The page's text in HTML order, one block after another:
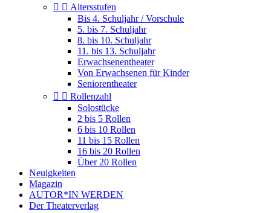
  Altersstufen
Bis 4. Schuljahr / Vorschule
5. bis 7. Schuljahr
8. bis 10. Schuljahr
11. bis 13. Schuljahr
Erwachsenentheater
Von Erwachsenen für Kinder
Seniorentheater
  Rollenzahl
Solostücke
2 bis 5 Rollen
6 bis 10 Rollen
11 bis 15 Rollen
16 bis 20 Rollen
Über 20 Rollen
Neuigkeiten
Magazin
AUTOR*IN WERDEN
Der Theaterverlag